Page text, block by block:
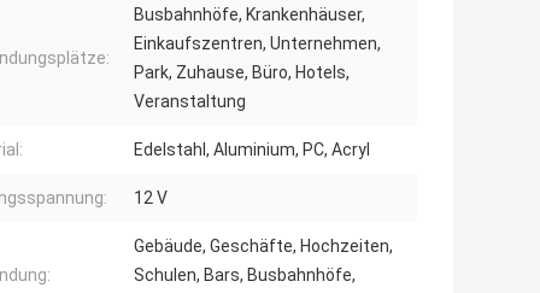
Busbahnhöfe, Krankenhäuser,
Einkaufszentren, Unternehmen,
Park, Zuhause, Büro, Hotels,
Veranstaltung
Edelstahl, Aluminium, PC, Acryl
12 V
Gebäude, Geschäfte, Hochzeiten,
Schulen, Bars, Busbahnhöfe,